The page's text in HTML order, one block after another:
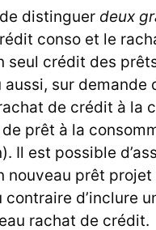
distinguer deux
conso et le
seul crédit des
sur demande
de crédit à la
prêt à la
Il est possible
nouveau prêt
contraire d’inclure
rachat de crédit.